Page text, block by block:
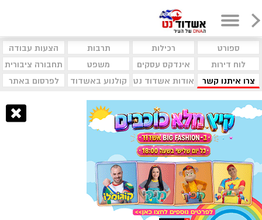
ספורט רכילות תרבות
הצעות עבודה
לוח דירות
אינדקס עסקים משפט
תחבורה ציבורית
צרו איתנו קשר
אודות אשדוד נט קולנוע באשדוד לפרסום באתר